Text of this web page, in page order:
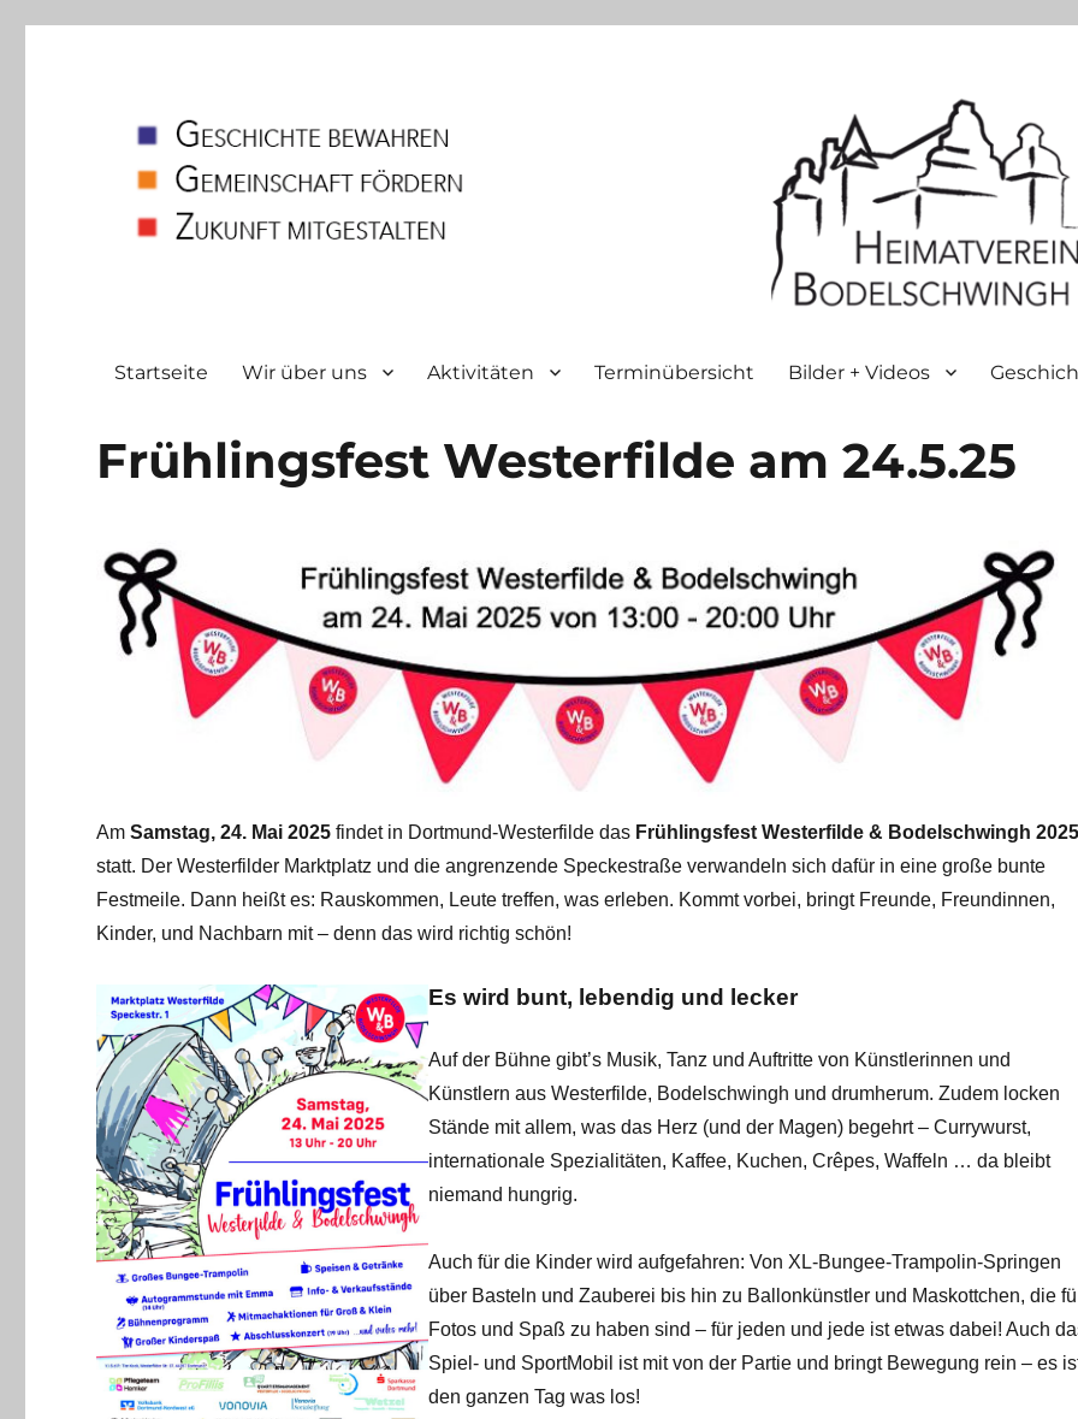
Startseite Wir über uns Aktivitäten Terminübersicht Bilder + Videos
Frühlingsfest Westerfilde am 24.5.25
AmSamstag, 24. Mai 2025findet in Dortmund-Westerfilde das Frühlingsfest Westerfilde & Bodelschwingh
statt. Der Westerfilder Marktplatz und die angrenzende Speckestraße verwandeln sich dafür in eine große bunte
Festmeile. Dann heißt es: Rauskommen, Leute treffen, was erleben. Kommt vorbei, bringt Freunde, Freundinnen,
Kinder, und Nachbarn mit – denn das wird richtig schön!
Es wird bunt, lebendig und lecker
Auf der Bühne gibt’s Musik, Tanz und Auftritte von Künstlerinnen und
Künstlern aus Westerfilde, Bodelschwingh und drumherum. Zudem locken
Stände mit allem, was das Herz (und der Magen) begehrt – Currywurst,
internationale Spezialitäten, Kaffee, Kuchen, Crêpes, Waffeln … da bleibt
niemand hungrig.
Auch für die Kinder wird aufgefahren: Von XL-Bungee-Trampolin-Springen
über Basteln und Zauberei bis hin zu Ballonkünstler und Maskottchen, die
Fotos und Spaß zu haben sind – für jeden und jede ist etwas dabei! Auch
Spiel- und SportMobil ist mit von der Partie und bringt Bewegung rein – es
den ganzen Tag was los!